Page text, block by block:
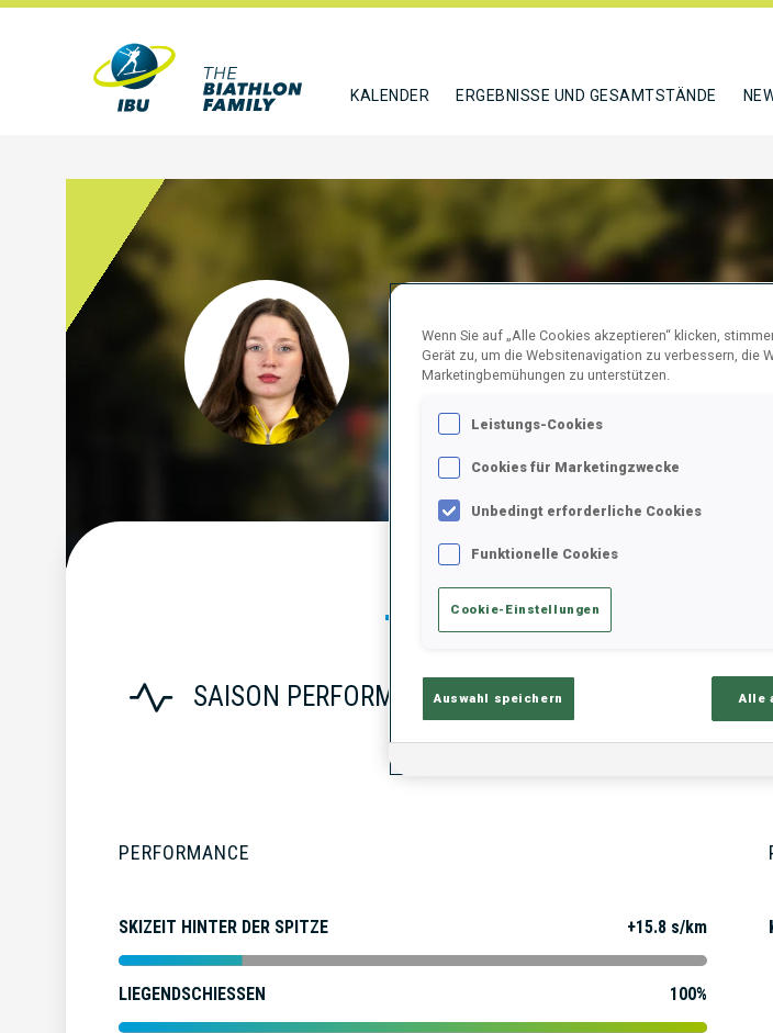
KALENDER ERGEBNISSE UND GESAMTSTÄNDE
TARASIUK TETIANA
UKR
Statistik Ergebnisse und
SAISON PERFORMANCE
PERFORMANCE
SKIZEIT HINTER DER SPITZE +15.8 s/km
LIEGENDSCHIESSEN 100%
Wenn Sie auf „Alle Cookies akzeptieren“ klicken,
Gerät zu, um die Websitenavigation zu verbessern, die
Marketingbemühungen zu unterstützen.
Leistungs-Cookies
Cookies für Marketingzwecke
Unbedingt erforderliche Cookies
Funktionelle Cookies
Cookie-Einstellungen
Auswahl speichern Alle